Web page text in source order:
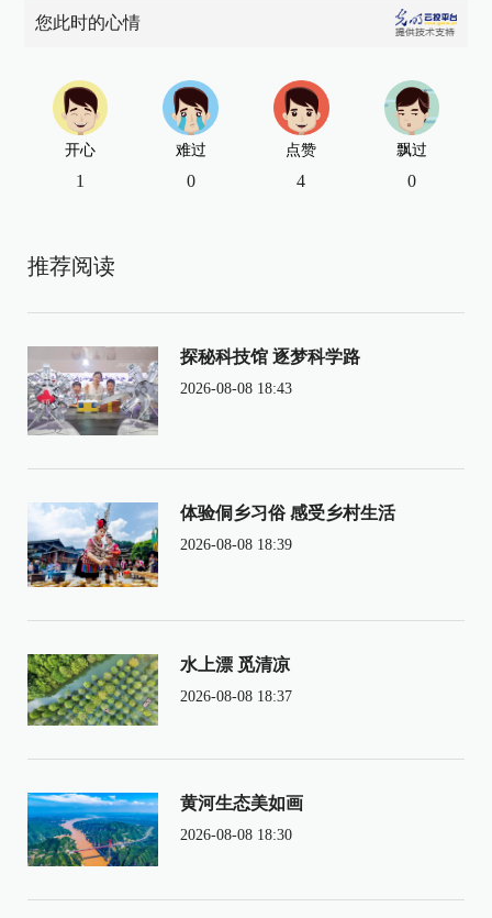
您此时的心情
开心
1
难过
0
点赞
4
飘过
0
推荐阅读
探秘科技馆 逐梦科学路
2026-08-08 18:43
体验侗乡习俗 感受乡村生活
2026-08-08 18:39
水上漂 觅清凉
2026-08-08 18:37
黄河生态美如画
2026-08-08 18:30